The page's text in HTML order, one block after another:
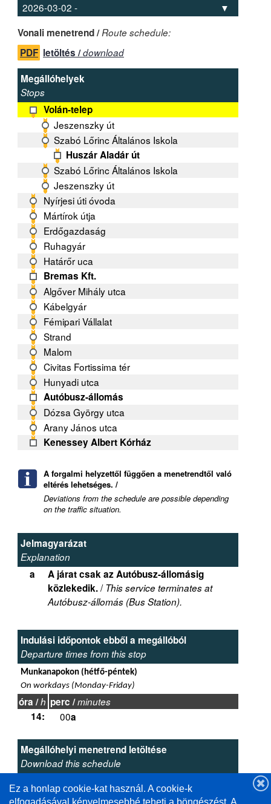
Vonali menetrend /Route schedule:
PDF letöltés /download
Megállóhelyek
Stops
Volán-telep
Jeszenszky út
Szabó Lőrinc Általános Iskola
Huszár Aladár út
Szabó Lőrinc Általános Iskola
Jeszenszky út
Nyírjesi úti óvoda
Mártírok útja
Erdőgazdaság
Ruhagyár
Határőr uca
Bremas Kft.
Algőver Mihály utca
Kábelgyár
Fémipari Vállalat
Strand
Malom
Civitas Fortissima tér
Hunyadi utca
Autóbusz-állomás
Dózsa György utca
Arany János utca
Kenessey Albert Kórház
A forgalmi helyzettől függően a menetrendtől való
eltérés lehetséges. /
Deviations from the schedule are possible depending
on the traffic situation.
Jelmagyarázat
Explanation
a
A járat csak az Autóbusz-állomásig
közlekedik./This service terminates at
Autóbusz-állomás (Bus Station).
Indulási időpontok ebből a megállóból
Departure times from this stop
Munkanapokon (hétfő-péntek)
On workdays (Monday-Friday)
óra /h perc /minutes
14: 00a
Megállóhelyi menetrend letöltése
Download this schedule
PDF letöltés /download
Ez a honlap cookie-kat használ. A cookie-k
elfogadásával kényelmesebbé teheti a böngészést. A